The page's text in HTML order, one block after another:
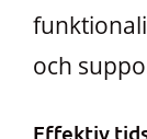
och
Effektiv